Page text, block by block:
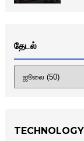
தேடல்
TECHNOLOGY